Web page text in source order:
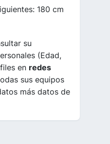
180 cm
su
(Edad,
en redes
sus equipos
más datos de